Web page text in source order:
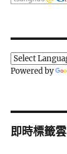
Powered by
即時標籤雲